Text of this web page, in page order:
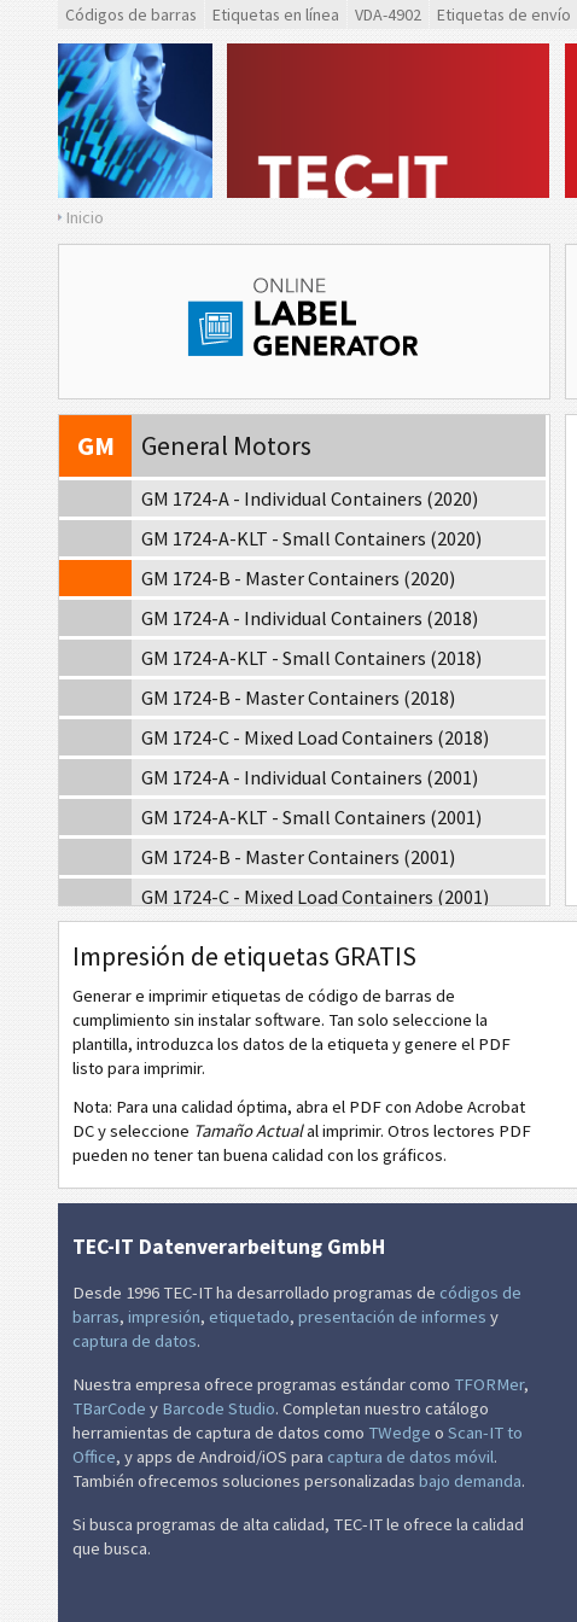
Códigos de barras Etiquetas en línea VDA-4902 Etiquetas de envío
Inicio
VDA
VDA 4992
VDA
VDA 4994
F
Ford GTL
AIAG Etiquetas AIAG
Etiquetas Autoliv
GM
General Motors
GM 1724-A - Individual Containers (2020)
GM 1724-A-KLT - Small Containers (2020)
GM 1724-B - Master Containers (2020)
GM 1724-A - Individual Containers (2018)
GM 1724-A-KLT - Small Containers (2018)
GM 1724-B - Master Containers (2018)
GM 1724-C - Mixed Load Containers (2018)
GM 1724-A - Individual Containers (2001)
GM 1724-A-KLT - Small Containers (2001)
GM 1724-B - Master Containers (2001)
GM 1724-C - Mixed Load Containers (2001)
CAT
Caterpillar
GS1
Etiquetas GS1
O
Odette
B
BOSCH
MAT
Etiquetas MAT
LTO
Etiquetas LTO
I
Etiquetas para inventario
NF
Etiquetas de Nutrición
Impresión de etiquetas GRATIS
Generar e imprimir etiquetas de código de barras de
cumplimiento sin instalar software. Tan solo seleccione la
plantilla, introduzca los datos de la etiqueta y genere el PDF
listo para imprimir.
Nota: Para una calidad óptima, abra el PDF con Adobe Acrobat
DC y seleccione Tamaño Actualal imprimir. Otros lectores PDF
pueden no tener tan buena calidad con los gráficos.
TEC-IT Datenverarbeitung GmbH
Desde 1996 TEC-IT ha desarrollado programas de códigos de
barras, impresión, etiquetado, presentación de informes y
captura de datos.
Nuestra empresa ofrece programas estándar como TFORMer,
TBarCode y Barcode Studio. Completan nuestro catálogo
herramientas de captura de datos como TWedge o Scan-IT to
Office, y apps de Android/iOS para captura de datos móvil.
También ofrecemos soluciones personalizadas bajo demanda.
Si busca programas de alta calidad, TEC-IT le ofrece la calidad
que busca.